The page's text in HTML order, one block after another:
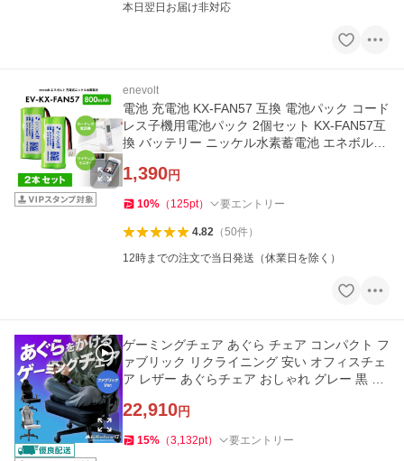
本日翌日お届け非対応
enevolt
電池 充電池 KX-FAN57 互換 電池パック コード
レス子機用電池パック 2個セット KX-FAN57互
換 バッテリー ニッケル水素蓄電池 エネボルト
1,390円
10% （ 125pt） 要エントリー
4.82（50件）
12時までの注文で当日発送（休業日を除く）
ゲーミングチェア あぐら チェア コンパクト フ
ァブリック リクライニング 安い オフィスチェ
ア レザー あぐらチェア おしゃれ グレー 黒 ゲ
22,910円
15% （3,132pt） 要エントリー